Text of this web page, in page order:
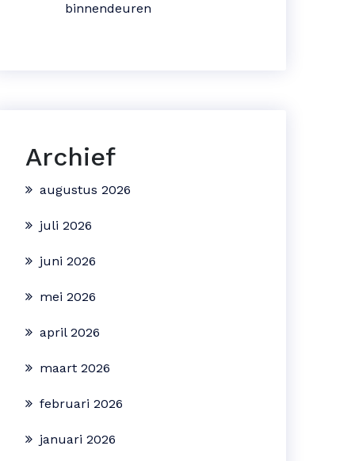
binnendeuren
Archief
augustus 2026
juli 2026
juni 2026
mei 2026
april 2026
maart 2026
februari 2026
januari 2026